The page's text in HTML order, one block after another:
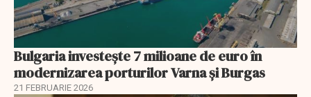
Bulgaria investește 7 milioane de euro în
modernizarea porturilor Varna și Burgas
21 FEBRUARIE 2026